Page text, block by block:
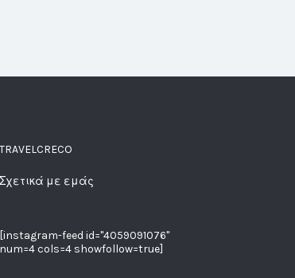
TRAVELCRECO
Σχετικά με εμάς
[instagram-feed id="4059091076"
num=4 cols=4 showfollow=true]